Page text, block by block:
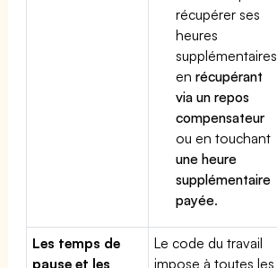
récupérer ses
heures
supplémentaires
enrécupérant
via un repos
compensateur
ou en touchant
une heure
supplémentaire
payée.
Les temps de
pause et les
Le code du travail
impose à toutes les